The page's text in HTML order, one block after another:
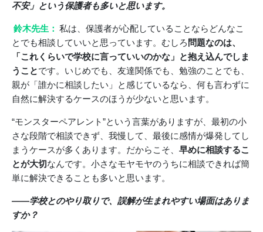
不安」という保護者も多いと思います。
鈴木先生： 私は、保護者が心配していることならどんなこ
とでも相談していいと思っています。むしろ 問題なのは、
「これくらいで学校に言っていいのかな」と抱え込んでしま
うことです。いじめでも、友達関係でも、勉強のことでも、
親が「誰かに相談したい」と感じているなら、何も言わずに
自然に解決するケースのほうが少ないと思います。
“モンスターペアレント”という言葉がありますが、最初の小
さな段階で相談できず、我慢して、最後に感情が爆発してし
まうケースが多くあります。だからこそ、 早めに相談するこ
とが大切なんです。小さなモヤモヤのうちに相談できれば簡
単に解決できることも多いと思います。
――学校とのやり取りで、誤解が生まれやすい場面はありま
すか？